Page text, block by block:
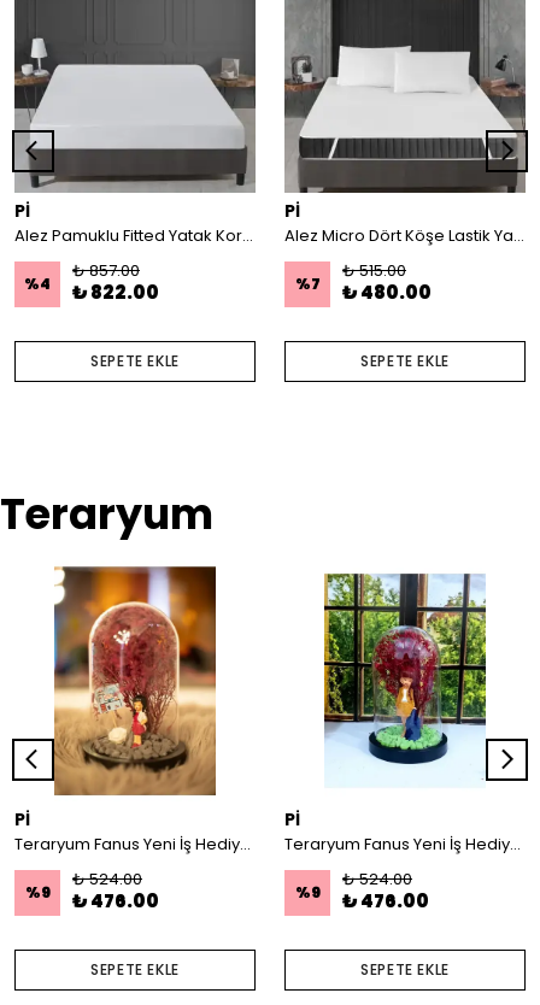
Pİ
Alez Pamuklu Fitted Yatak Koruyucu 160*200 cm
%4
₺ 857.00
₺ 822.00
SEPETE EKLE
Pİ
Alez Micro Dört Köşe Lastik Yatak Koruyucu 160*200 cm
%7
₺ 515.00
₺ 480.00
SEPETE EKLE
Teraryum
Pİ
Teraryum Fanus Yeni İş Hediyesi Tebrik Kartlı İş Kadını Temalı
%9
₺ 524.00
₺ 476.00
SEPETE EKLE
Pİ
Teraryum Fanus Yeni İş Hediyesi İş Kadını Temalı
%9
₺ 524.00
₺ 476.00
SEPETE EKLE